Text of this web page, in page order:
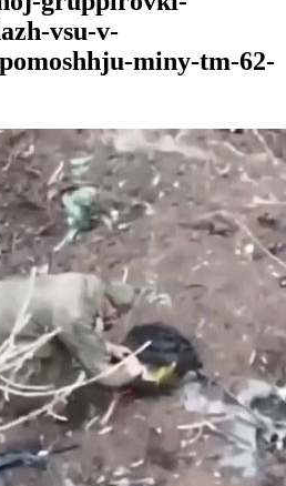
vsu-v-
miny-tm-62-